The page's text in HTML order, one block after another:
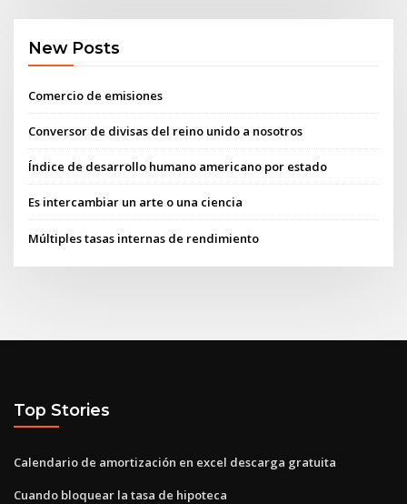
New Posts
Comercio de emisiones
Conversor de divisas del reino unido a nosotros
Índice de desarrollo humano americano por estado
Es intercambiar un arte o una ciencia
Múltiples tasas internas de rendimiento
Top Stories
Calendario de amortización en excel descarga gratuita
Cuando bloquear la tasa de hipoteca